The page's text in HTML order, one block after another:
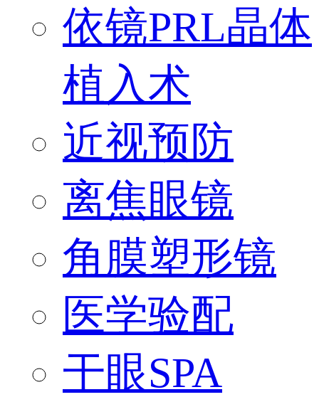
依镜PRL晶体
植入术
近视预防
离焦眼镜
角膜塑形镜
医学验配
干眼SPA